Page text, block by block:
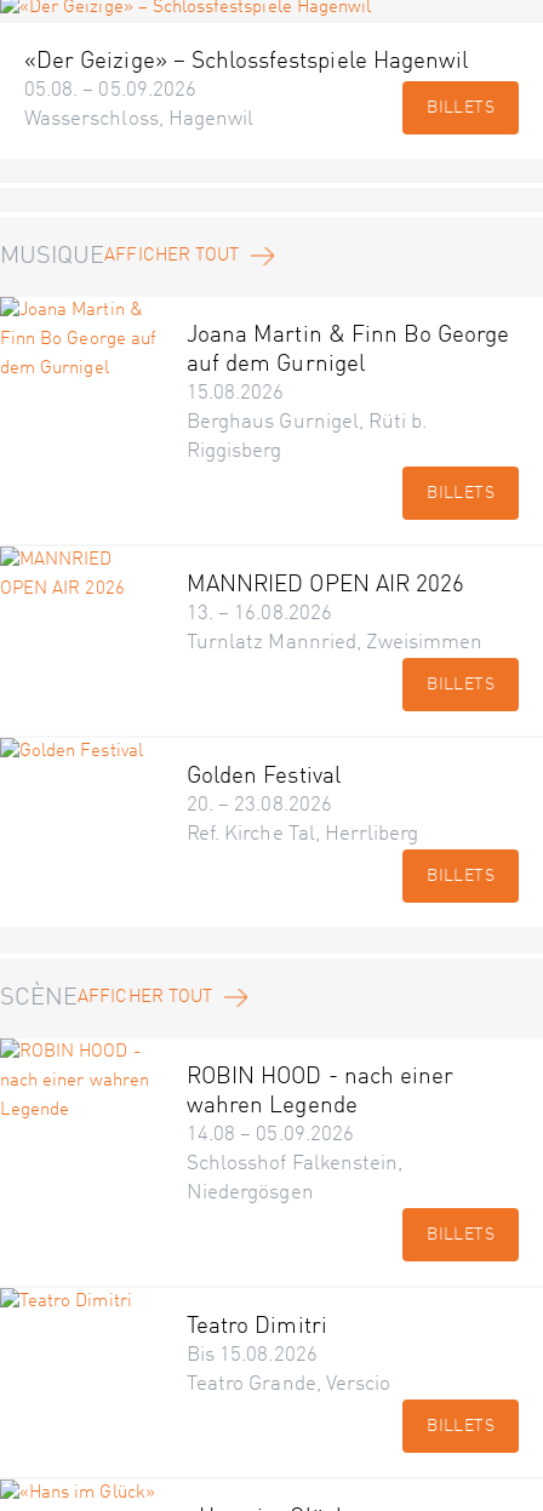
«Der Geizige» – Schlossfestspiele Hagenwil
05.08. – 05.09.2026
Wasserschloss, Hagenwil
BILLETS
MUSIQUEAFFICHER TOUT
Joana Martin & Finn Bo George
auf dem Gurnigel
15.08.2026
Berghaus Gurnigel, Rüti b.
Riggisberg
BILLETS
MANNRIED OPEN AIR 2026
13. – 16.08.2026
Turnlatz Mannried, Zweisimmen
BILLETS
Golden Festival
20. – 23.08.2026
Ref. Kirche Tal, Herrliberg
BILLETS
SCÈNEAFFICHER TOUT
ROBIN HOOD - nach einer
wahren Legende
14.08 – 05.09.2026
Schlosshof Falkenstein,
Niedergösgen
BILLETS
Teatro Dimitri
Bis 15.08.2026
Teatro Grande, Verscio
BILLETS